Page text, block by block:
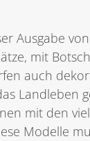
Ausgabe
mit
auch
Landleben
mit den
Modelle